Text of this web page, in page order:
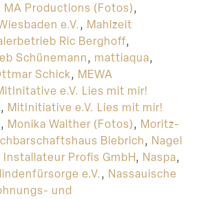
MA Productions (Fotos),
e.V., Mahlzeit
Ric Berghoff,
Schünemann, mattiaqua,
Schick, MEWA
e.V. Lies mit mir!
, MitInitiative e.V. Lies mit mir!
, Monika Walther (Fotos), Moritz-
Biebrich, Nagel
Profis GmbH, Naspa,
e.V., Nassauische
und